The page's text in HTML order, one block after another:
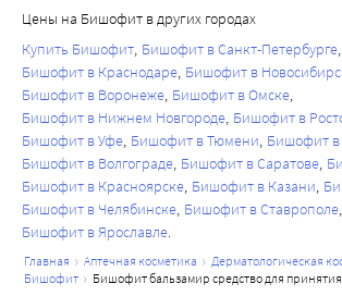
Цены на Бишофит в других городах
Купить Бишофит Бишофит в Санкт-Петербурге
Бишофит в Краснодаре Бишофит в
Бишофит в Воронеже Бишофит в Омске
Бишофит в Нижнем Новгороде Бишофит в
Бишофит в Уфе Бишофит в Тюмени Бишофит в
Бишофит в Волгограде Бишофит в Саратове
Бишофит в Красноярске Бишофит в Казани
Бишофит в Челябинске Бишофит в Ставрополе
Бишофит в Ярославле
главная аптечная косметика
дерматологическая
бишофит
бишофит бальзамир средство для